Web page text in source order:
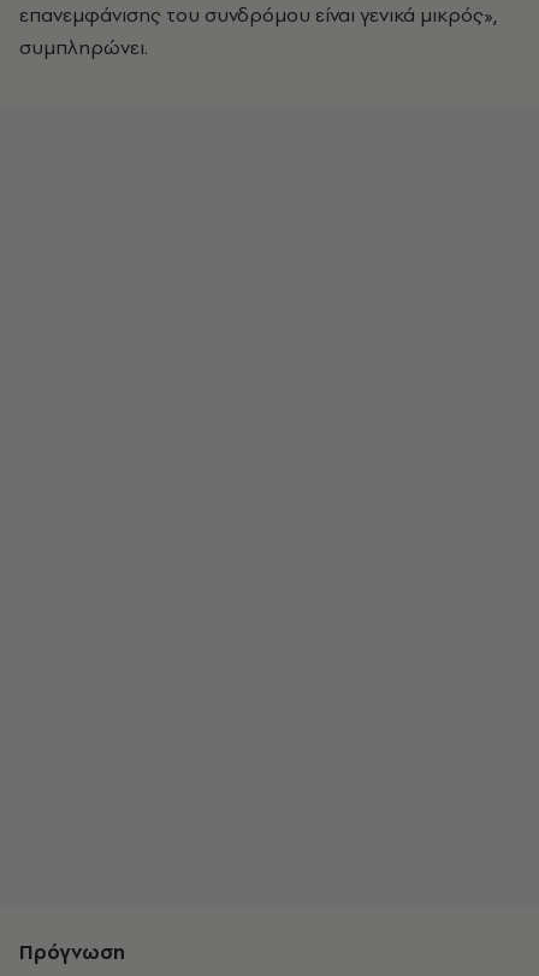
επανεμφάνισης του συνδρόμου είναι γενικά μικρός»,
συμπληρώνει.
Πρόγνωση